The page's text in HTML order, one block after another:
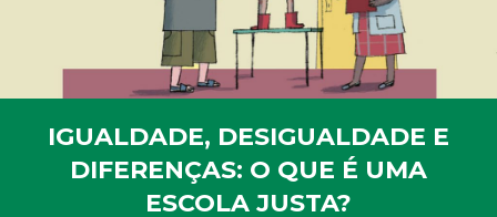
IGUALDADE, DESIGUALDADE E
DIFERENÇAS: O QUE É UMA
ESCOLA JUSTA?